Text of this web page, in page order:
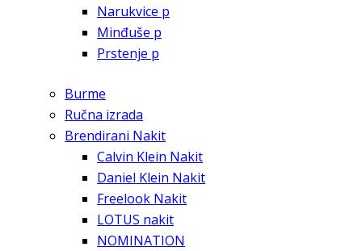
Narukvice p
Minđuše p
Prstenje p
Burme
Ručna izrada
Brendirani Nakit
Calvin Klein Nakit
Daniel Klein Nakit
Freelook Nakit
LOTUS nakit
NOMINATION